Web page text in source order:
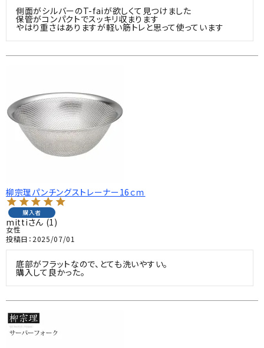
側面がシルバーのT-faiが欲しくて見つけました
保管がコンパクトでスッキリ収まります
柳宗理パンチングストレーナー16ｃｍ
購入者
mitti 1
女性
投稿日 2025/07/01
底部がフラットなので、とても洗いやすい。
購入して良かった。